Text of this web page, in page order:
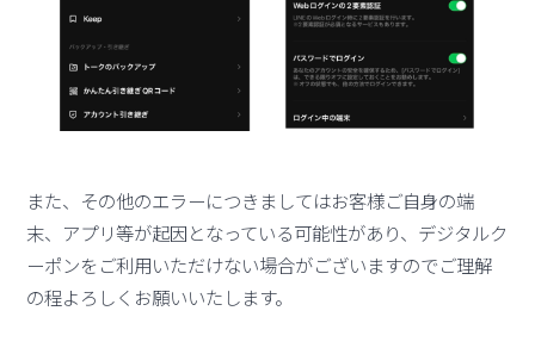
また、その他のエラーにつきましてはお客様ご自身の端
末、アプリ等が起因となっている可能性があり、デジタルク
ーポンをご利用いただけない場合がございますのでご理解
の程よろしくお願いいたします。